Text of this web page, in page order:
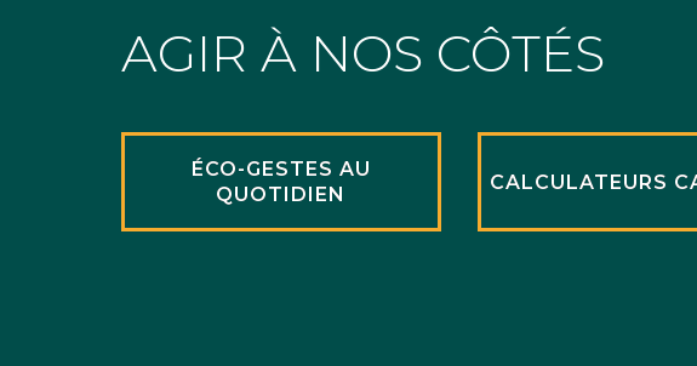
AGIR À NOS CÔTÉS
ÉCO-GESTES AU
QUOTIDIEN
CALCULATEURS